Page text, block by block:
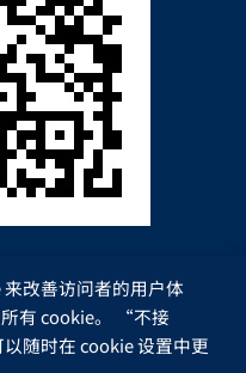
改善访问者的用户体
有 cookie。 “不接
随时在 cookie 设置中更